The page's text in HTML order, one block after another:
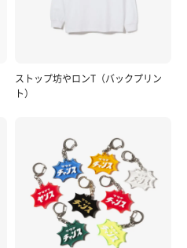
ストップ坊やロンT（バックプリン
ト）